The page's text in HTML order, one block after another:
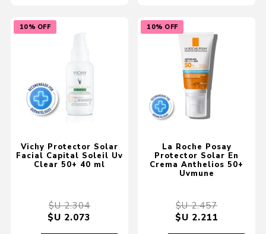
10% OFF
Vichy Protector Solar
Facial Capital Soleil Uv
Clear 50+ 40 ml
$U 2.304
$U 2.073
10% OFF
La Roche Posay
Protector Solar En
Crema Anthelios 50+
Uvmune
$U 2.457
$U 2.211